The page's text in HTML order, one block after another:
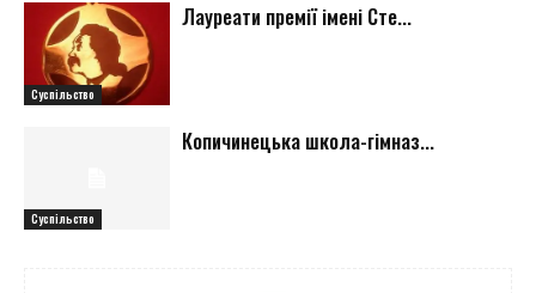
Суспільство
Лауреати премії імені Сте...
Суспільство
Копичинецька школа-гімназ...